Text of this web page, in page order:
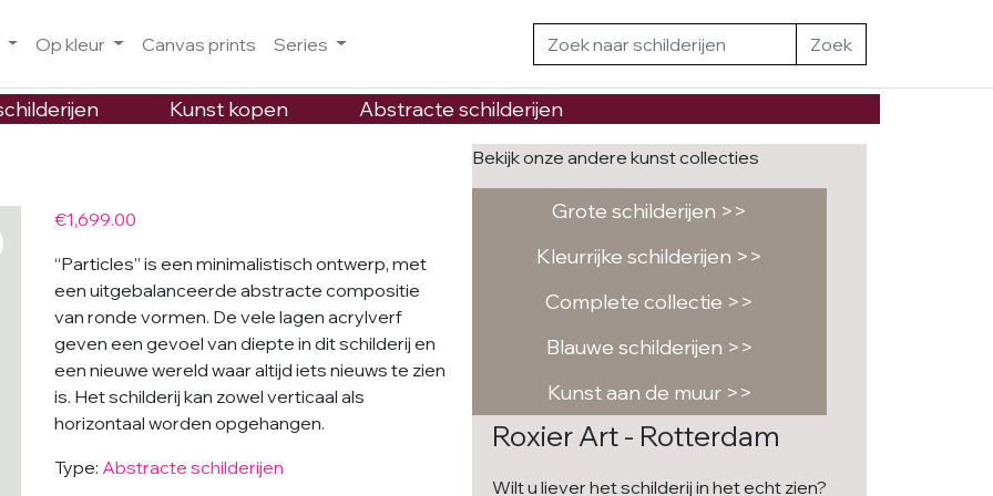
Op kleur Canvas prints Series Zoek
Kunst kopen Abstracte schilderijen
€1,699.00
“Particles” is een minimalistisch ontwerp, met
een uitgebalanceerde abstracte compositie
van ronde vormen. De vele lagen acrylverf
geven een gevoel van diepte in dit schilderij en
een nieuwe wereld waar altijd iets nieuws te zien
is. Het schilderij kan zowel verticaal als
horizontaal worden opgehangen.
Type: Abstracte schilderijen
Bekijk onze andere kunst collecties
Grote schilderijen >>
Kleurrijke schilderijen >>
Complete collectie >>
Blauwe schilderijen >>
Kunst aan de muur >>
Roxier Art - Rotterdam
Wilt u liever het schilderij in het echt zien?